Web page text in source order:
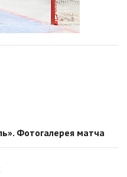
Фотогалерея матча